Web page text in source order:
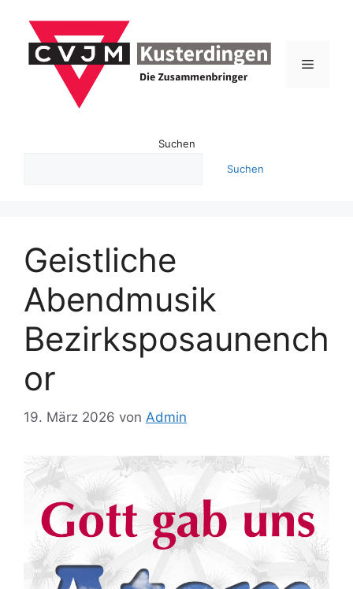
Inhalt
springen
Menü
Suchen
Suchen
Geistliche
Abendmusik
Bezirksposaunench
or
19. März 2026 von Admin